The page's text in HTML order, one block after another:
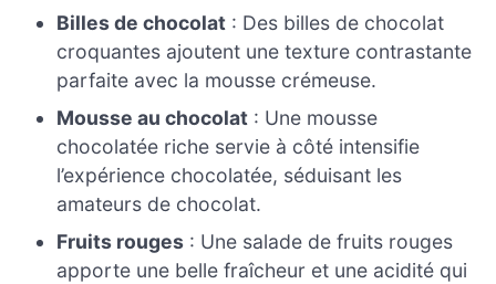
Billes de chocolat : Des billes de chocolat
croquantes ajoutent une texture contrastante
parfaite avec la mousse crémeuse.
Mousse au chocolat : Une mousse
chocolatée riche servie à côté intensifie
l’expérience chocolatée, séduisant les
amateurs de chocolat.
Fruits rouges : Une salade de fruits rouges
apporte une belle fraîcheur et une acidité qui